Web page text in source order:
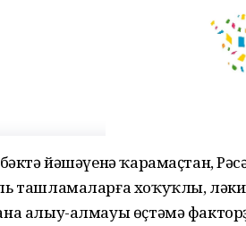
йәшәүенә ҡарамаҫтан,
ташламаларға хоҡуҡлы,
алыу-алмауы өҫтәмә